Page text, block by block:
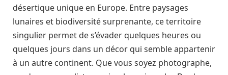
désertique unique en Europe. Entre paysages
lunaires et biodiversité surprenante, ce territoire
singulier permet de s’évader quelques heures ou
quelques jours dans un décor qui semble appartenir
à un autre continent. Que vous soyez photographe,